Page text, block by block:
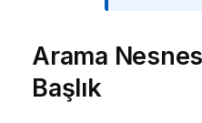
t
u
Arama
Başlık